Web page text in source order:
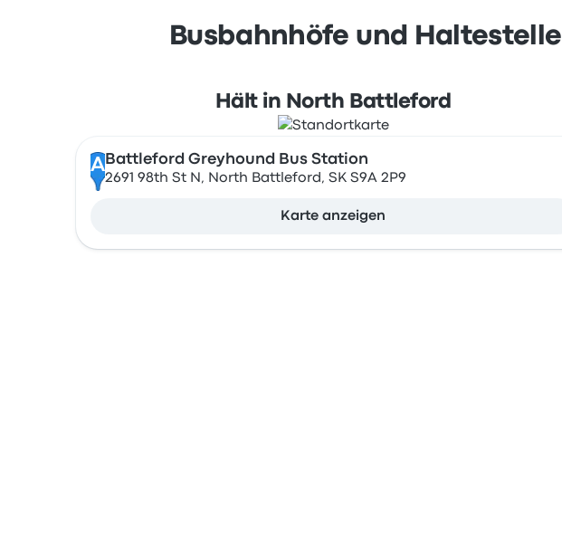
Busbahnhöfe und
Hält in North Battleford
A Battleford Greyhound Bus Station
2691 98th St N, North Battleford, SK S9A 2P9
Karte anzeigen